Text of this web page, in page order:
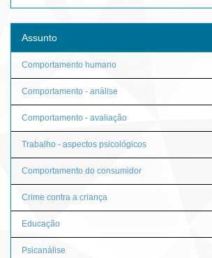
Assunto
Comportamento humano
Comportamento - análise
Comportamento - avaliação
Trabalho - aspectos psicológicos
Comportamento do consumidor
Crime contra a criança
Educação
Psicanálise